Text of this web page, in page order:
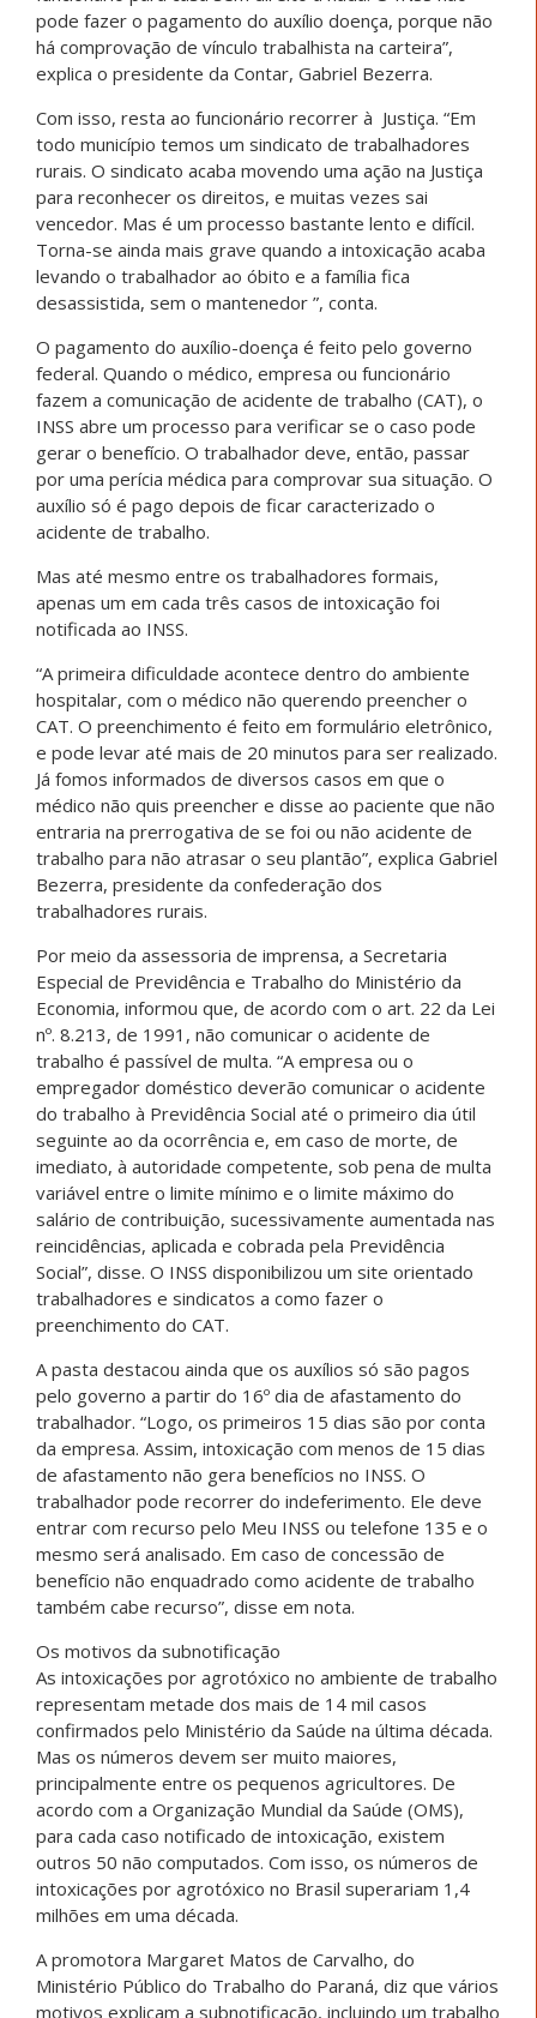
pode fazer o pagamento do auxílio doença, porque não
há comprovação de vínculo trabalhista na carteira”,
explica o presidente da Contar, Gabriel Bezerra.
Com isso, resta ao funcionário recorrer à Justiça. “Em
todo município temos um sindicato de trabalhadores
rurais. O sindicato acaba movendo uma ação na Justiça
para reconhecer os direitos, e muitas vezes sai
vencedor. Mas é um processo bastante lento e difícil.
Torna-se ainda mais grave quando a intoxicação acaba
levando o trabalhador ao óbito e a família fica
desassistida, sem o mantenedor ”, conta.
O pagamento do auxílio-doença é feito pelo governo
federal. Quando o médico, empresa ou funcionário
fazem a comunicação de acidente de trabalho (CAT), o
INSS abre um processo para verificar se o caso pode
gerar o benefício. O trabalhador deve, então, passar
por uma perícia médica para comprovar sua situação. O
auxílio só é pago depois de ficar caracterizado o
acidente de trabalho.
Mas até mesmo entre os trabalhadores formais,
apenas um em cada três casos de intoxicação foi
notificada ao INSS.
“A primeira dificuldade acontece dentro do ambiente
hospitalar, com o médico não querendo preencher o
CAT. O preenchimento é feito em formulário eletrônico,
e pode levar até mais de 20 minutos para ser realizado.
Já fomos informados de diversos casos em que o
médico não quis preencher e disse ao paciente que não
entraria na prerrogativa de se foi ou não acidente de
trabalho para não atrasar o seu plantão”, explica Gabriel
Bezerra, presidente da confederação dos
trabalhadores rurais.
Por meio da assessoria de imprensa, a Secretaria
Especial de Previdência e Trabalho do Ministério da
Economia, informou que, de acordo com o art. 22 da Lei
nº. 8.213, de 1991, não comunicar o acidente de
trabalho é passível de multa. “A empresa ou o
empregador doméstico deverão comunicar o acidente
do trabalho à Previdência Social até o primeiro dia útil
seguinte ao da ocorrência e, em caso de morte, de
imediato, à autoridade competente, sob pena de multa
variável entre o limite mínimo e o limite máximo do
salário de contribuição, sucessivamente aumentada nas
reincidências, aplicada e cobrada pela Previdência
Social”, disse. O INSS disponibilizou um site orientado
trabalhadores e sindicatos a como fazer o
preenchimento do CAT.
A pasta destacou ainda que os auxílios só são pagos
pelo governo a partir do 16º dia de afastamento do
trabalhador. “Logo, os primeiros 15 dias são por conta
da empresa. Assim, intoxicação com menos de 15 dias
de afastamento não gera benefícios no INSS. O
trabalhador pode recorrer do indeferimento. Ele deve
entrar com recurso pelo Meu INSS ou telefone 135 e o
mesmo será analisado. Em caso de concessão de
benefício não enquadrado como acidente de trabalho
também cabe recurso”, disse em nota.
Os motivos da subnotificação
As intoxicações por agrotóxico no ambiente de trabalho
representam metade dos mais de 14 mil casos
confirmados pelo Ministério da Saúde na última década.
Mas os números devem ser muito maiores,
principalmente entre os pequenos agricultores. De
acordo com a Organização Mundial da Saúde (OMS),
para cada caso notificado de intoxicação, existem
outros 50 não computados. Com isso, os números de
intoxicações por agrotóxico no Brasil superariam 1,4
milhões em uma década.
A promotora Margaret Matos de Carvalho, do
Ministério Público do Trabalho do Paraná, diz que vários
motivos explicam a subnotificação, incluindo um trabalho